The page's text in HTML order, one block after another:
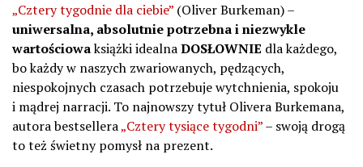
„Cztery tygodnie dla ciebie” (Oliver Burkeman) –
uniwersalna, absolutnie potrzebna i niezwykle
wartościowaksiążki idealnaDOSŁOWNIE dla każdego,
bo każdy w naszych zwariowanych, pędzących,
niespokojnych czasach potrzebuje wytchnienia, spokoju
i mądrej narracji. To najnowszy tytuł Olivera Burkemana,
autora bestsellera„Cztery tysiące tygodni”– swoją drogą
to też świetny pomysł na prezent.